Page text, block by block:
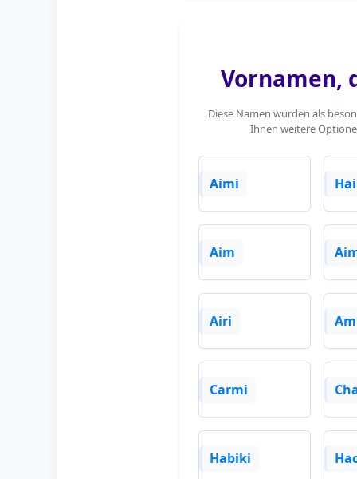
Vornamen,
Diese Namen wurden als
Ihnen weitere
Aimi
Aim
Airi
Carmi
Habiki